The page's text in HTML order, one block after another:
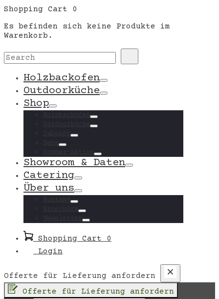
Shopping Cart 0
Es befinden sich keine Produkte im
Warenkorb.
Search
for:
Holzbackofen Toggle
Outdoorküche Toggle
Shop Toggle
Toggle
Toggle
Toggle
Toggle
Toggle
Showroom & Daten Toggle
Catering Toggle
Über uns Toggle
Toggle
Toggle
Toggle
Shopping Cart
0
Login
Offerte für Lieferung anfordern
Offerte für Lieferung anfordern